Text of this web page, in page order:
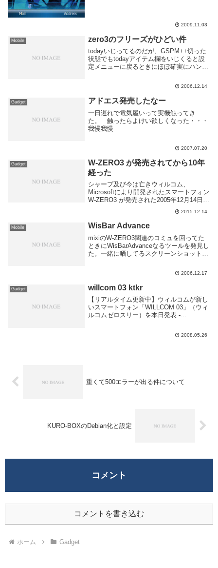
2009.11.03
Mobile zero3のフリーズがひどい件
todayいじってるのだが、GSPM++切った
状態でもtodayアイテム欄をいじくると設
定メニューに戻るときにほぼ確実にハング
ずどうしたもんかと思ってレジストリエデ
ィタ起動していじったらうまくいったの
で...
2006.12.14
Gadget アドエス発売したなー
一日遅れで電気屋いって実機触ってき
た。 触ったらよけい欲しくなった・・・
我慢我慢
2007.07.20
Gadget
W-ZERO3 が発売されてから10年
経った
シャープ及び今は亡きウィルコム、
Microsoftにより開発されたスマートフォン
W-ZERO3 が発売された2005年12月14日よ
り今日で丁度10年となった。もう10年も経
ってしまったか。知らない人も多いと思う
ので簡単に言うと W-ZE...
2015.12.14
Mobile WisBar Advance
mixiのW-ZERO3関連のコミュを回ってた
ときにWisBarAdvanceなるツールを発見し
た。一緒に晒してるスクリーンショットを
2006.12.17
Gadget willcom 03 ktkr
【リアルタイム更新中】ウィルコムが新し
いスマートフォン「WILLCOM 03」（ウィ
ルコムゼロスリー）を本日発表 -
2008.05.26
重くて500エラーが出る件について
KURO-BOXのDebian化と設定
コメント
コメントを書き込む
ホーム Gadget